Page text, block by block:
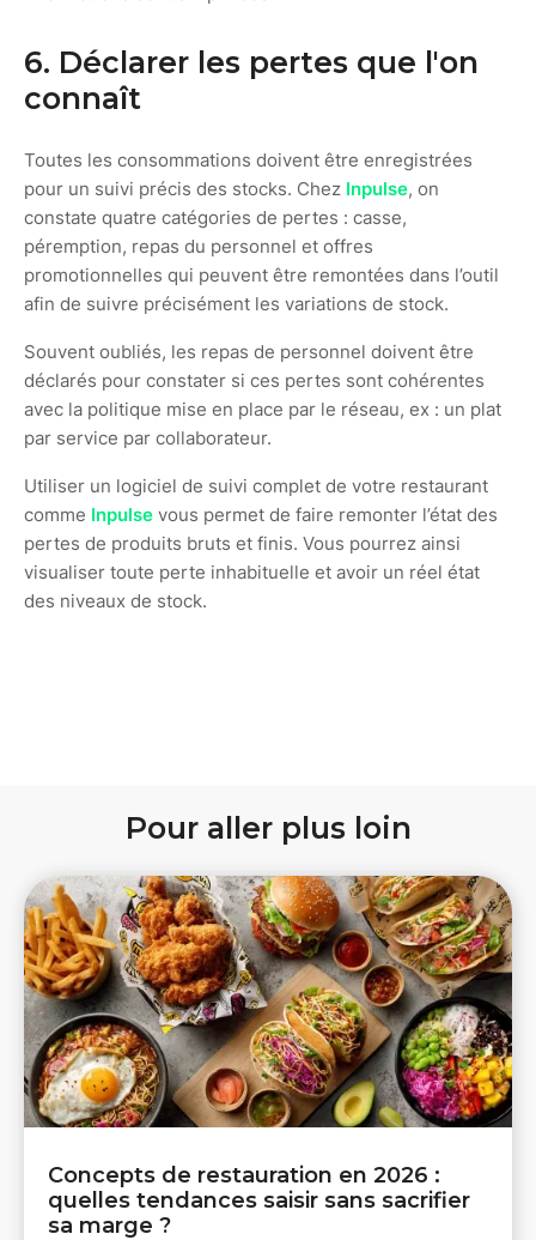
6. Déclarer les pertes que l'on
connaît
Toutes les consommations doivent être enregistrées
pour un suivi précis des stocks. Chez Inpulse, on
constate quatre catégories de pertes : casse,
péremption, repas du personnel et offres
promotionnelles qui peuvent être remontées dans l’outil
afin de suivre précisément les variations de stock.
Souvent oubliés, les repas de personnel doivent être
déclarés pour constater si ces pertes sont cohérentes
avec la politique mise en place par le réseau, ex : un plat
par service par collaborateur.
Utiliser un logiciel de suivi complet de votre restaurant
comme Inpulse vous permet de faire remonter l’état des
pertes de produits bruts et finis. Vous pourrez ainsi
visualiser toute perte inhabituelle et avoir un réel état
des niveaux de stock.
Pour aller plus loin
Concepts de restauration en 2026 :
quelles tendances saisir sans sacrifier
sa marge ?